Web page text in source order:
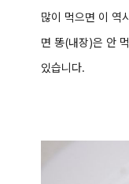
많이 먹으면 이 역
면 똥(내장)은 안
있습니다.